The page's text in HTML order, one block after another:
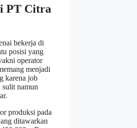
PT Citra
bekerja di
posisi yang
operator
menjadi
karena job
sulit namun
produksi pada
ditawarkan